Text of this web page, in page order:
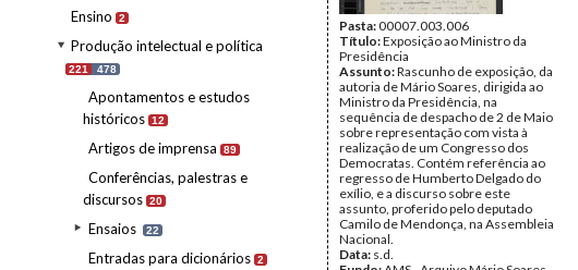
Ensino 2
Produção intelectual e política
221 478
Apontamentos e estudos
históricos 12
Artigos de imprensa 89
Conferências, palestras e
discursos 20
Ensaios 22
Entradas para dicionários 2
Pasta:00007.003.006
Título:Exposição ao Ministro da
Presidência
Assunto:Rascunho de exposição, da
autoria de Mário Soares, dirigida ao
Ministro da Presidência, na
sequência de despacho de 2 de Maio
sobre representação com vista à
realização de um Congresso dos
Democratas. Contém referência ao
regresso de Humberto Delgado do
exílio, e a discurso sobre este
assunto, proferido pelo deputado
Camilo de Mendonça, na Assembleia
Nacional.
Data: s.d.